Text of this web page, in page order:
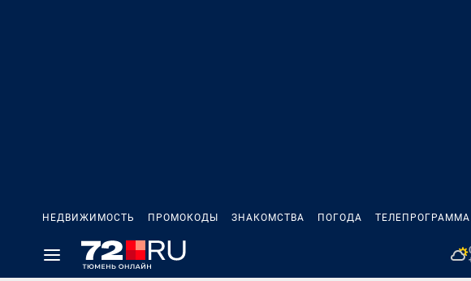
НЕДВИЖИМОСТЬ ПРОМОКОДЫ ЗНАКОМСТВА ПОГОДА ТЕЛЕПРОГРАММА